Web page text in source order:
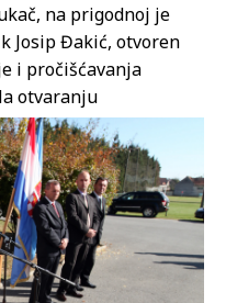
na prigodnoj je
Josip Đakić, otvoren
i pročišćavanja
otvaranju